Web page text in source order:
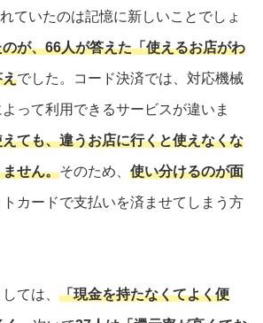
ていたのは記憶に新しいことでしょ
が、66人が答えた「使えるお店がわ
えでした。コード決済では、対応機械
って利用できるサービスが違いま
ても、違うお店に行くと使えなくな
せん。そのため、 使い分けるのが面
カードで支払いを済ませてしまう方
ては、 「現金を持たなくてよく便